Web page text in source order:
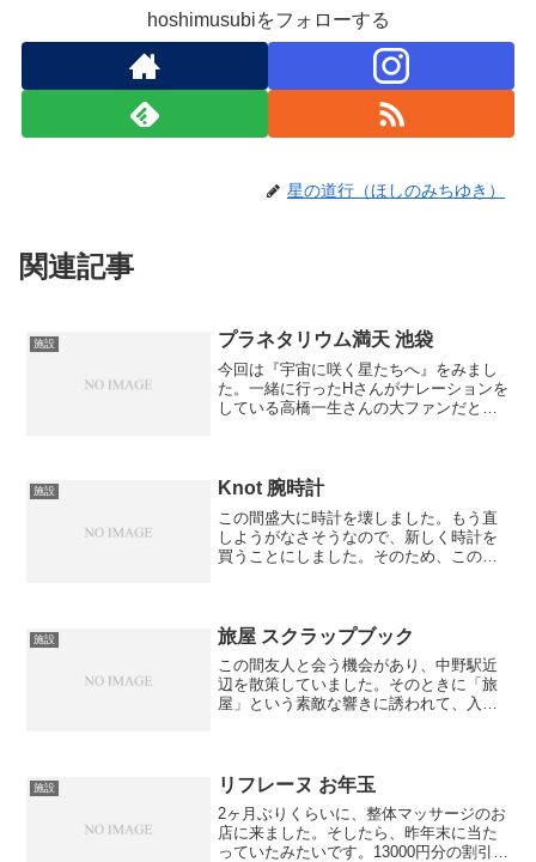
hoshimusubiをフォローする
星の道行（ほしのみちゆき）
関連記事
施設 プラネタリウム満天 池袋
今回は『宇宙に咲く星たちへ』をみまし
た。一緒に行ったHさんがナレーションを
している高橋一生さんの大ファンだと
Superflyの歌がメ...
施設 Knot 腕時計
この間盛大に時計を壊しました。もう直
しようがなさそうなので、新しく時計を
買うことにしました。そのため、この間
マイズできることが売...
施設 旅屋 スクラップブック
この間友人と会う機会があり、中野駅近
辺を散策していました。そのときに「旅
屋」という素敵な響きに誘われて、入っ
た。こじんまりとしたお店で、所...
施設 リフレーヌ お年玉
2ヶ月ぶりくらいに、整体マッサージのお
店に来ました。そしたら、昨年末に当た
っていたみたいです。13000円分の割引券